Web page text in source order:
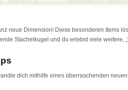
neue Dimension! Diese besonderen Items
Stachelkugel und du erlebst viele weitere,
dich mithilfe eines überraschenden